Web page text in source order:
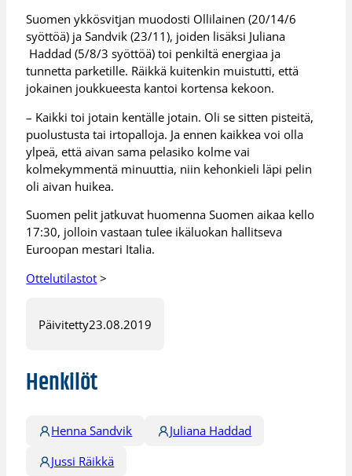
Suomen ykkösvitjan muodosti Ollilainen (20/14/6
syöttöä) ja Sandvik (23/11), joiden lisäksi Juliana
Haddad (5/8/3 syöttöä) toi penkiltä energiaa ja
tunnetta parketille. Räikkä kuitenkin muistutti, että
jokainen joukkueesta kantoi kortensa kekoon.
– Kaikki toi jotain kentälle jotain. Oli se sitten pisteitä,
puolustusta tai irtopalloja. Ja ennen kaikkea voi olla
ylpeä, että aivan sama pelasiko kolme vai
kolmekymmentä minuuttia, niin kehonkieli läpi pelin
oli aivan huikea.
Suomen pelit jatkuvat huomenna Suomen aikaa kello
17:30, jolloin vastaan tulee ikäluokan hallitseva
Euroopan mestari Italia.
Ottelutilastot >
Päivitetty23.08.2019
Henkilöt
Henna Sandvik
Juliana Haddad
Jussi Räikkä